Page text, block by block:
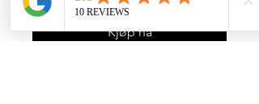
Kjøp nå